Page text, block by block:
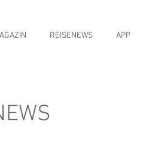
REISENEWS APP